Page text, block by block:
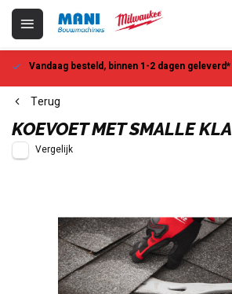
Vandaag besteld, binnen 1-2 dagen geleverd*
Terug
KOEVOET MET SMALLE
Vergelijk